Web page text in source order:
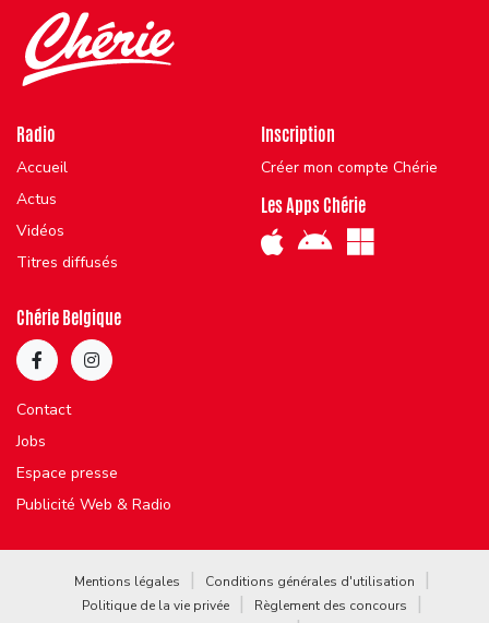
Radio
Accueil
Actus
Vidéos
Titres diffusés
Inscription
Créer mon compte Chérie
Les Apps Chérie
Chérie Belgique
Contact
Jobs
Espace presse
Publicité Web & Radio
Mentions légales
Conditions générales d'utilisation
Politique de la vie privée
Règlement des concours